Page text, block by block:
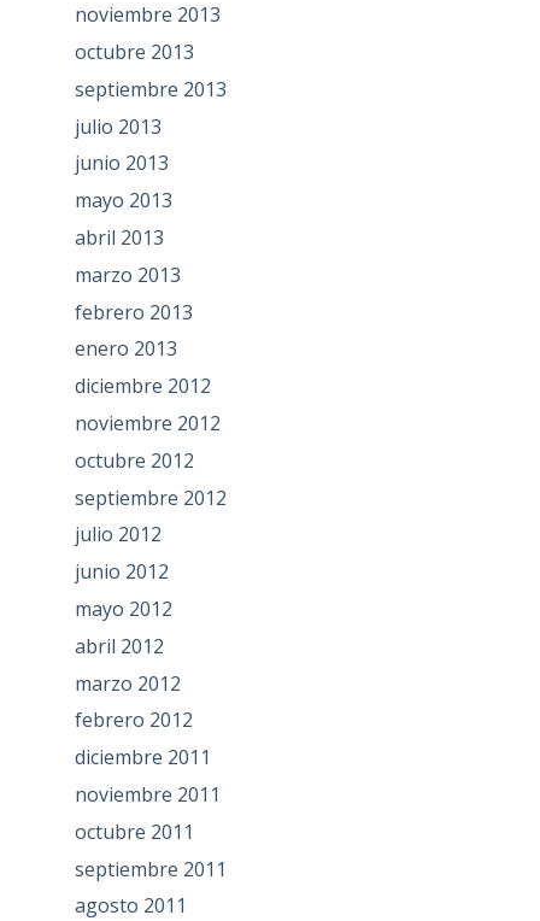
noviembre 2013
octubre 2013
septiembre 2013
julio 2013
junio 2013
mayo 2013
abril 2013
marzo 2013
febrero 2013
enero 2013
diciembre 2012
noviembre 2012
octubre 2012
septiembre 2012
julio 2012
junio 2012
mayo 2012
abril 2012
marzo 2012
febrero 2012
diciembre 2011
noviembre 2011
octubre 2011
septiembre 2011
agosto 2011